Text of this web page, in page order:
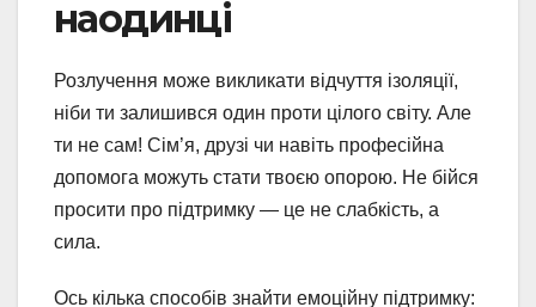
наодинці
Розлучення може викликати відчуття ізоляції,
ніби ти залишився один проти цілого світу. Але
ти не сам! Сім’я, друзі чи навіть професійна
допомога можуть стати твоєю опорою. Не бійся
просити про підтримку — це не слабкість, а
сила.
Ось кілька способів знайти емоційну підтримку: